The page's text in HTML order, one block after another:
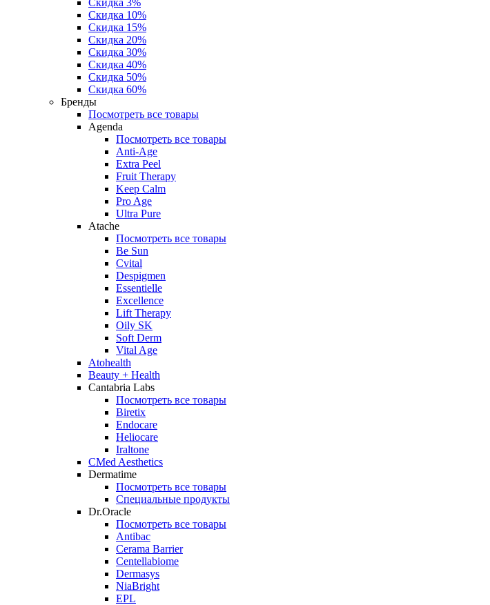
Скидка 3%
Скидка 10%
Скидка 15%
Скидка 20%
Скидка 30%
Скидка 40%
Скидка 50%
Скидка 60%
Бренды
Посмотреть все товары
Agenda
Посмотреть все товары
Anti‑Age
Extra Peel
Fruit Therapy
Keep Calm
Pro Age
Ultra Pure
Atache
Посмотреть все товары
Be Sun
Cvital
Despigmen
Essentielle
Excellence
Lift Therapy
Oily SK
Soft Derm
Vital Age
Atohealth
Beauty + Health
Cantabria Labs
Посмотреть все товары
Biretix
Endocare
Heliocare
Iraltone
CMed Aesthetics
Dermatime
Посмотреть все товары
Специальные продукты
Dr.Oracle
Посмотреть все товары
Antibac
Cerama Barrier
Centellabiome
Dermasys
NiaBright
EPL